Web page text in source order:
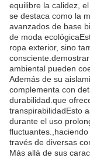
equilibre la calidez,
se destaca como la
avanzados de base
de moda
ropa exterior, sino
ambiental pueden
Además de su
complementa con
durabilidad.que
transpirabilidadEsto
durante el uso
través de diversas
Más allá de sus